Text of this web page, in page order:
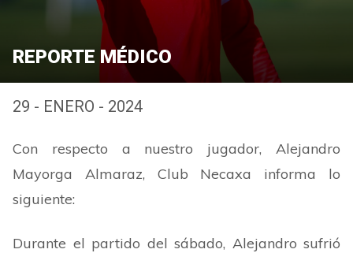
REPORTE MÉDICO
29 - ENERO - 2024
Con respecto a nuestro jugador, Alejandro
Mayorga Almaraz, Club Necaxa informa lo
siguiente:
Durante el partido del sábado, Alejandro sufrió